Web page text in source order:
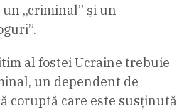
„criminal” și un
al fostei Ucraine trebuie
un dependent de
coruptă care este susținută